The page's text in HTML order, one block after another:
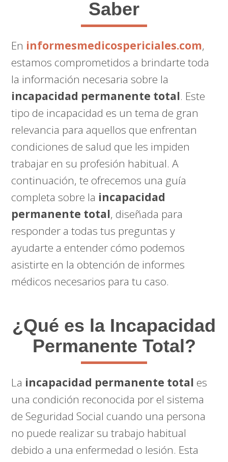
Saber
En informesmedicospericiales.com,
estamos comprometidos a brindarte toda
la información necesaria sobre la
incapacidad permanente total. Este
tipo de incapacidad es un tema de gran
relevancia para aquellos que enfrentan
condiciones de salud que les impiden
trabajar en su profesión habitual. A
continuación, te ofrecemos una guía
completa sobre la incapacidad
permanente total, diseñada para
responder a todas tus preguntas y
ayudarte a entender cómo podemos
asistirte en la obtención de informes
médicos necesarios para tu caso.
¿Qué es la Incapacidad
Permanente Total?
La incapacidad permanente total es
una condición reconocida por el sistema
de Seguridad Social cuando una persona
no puede realizar su trabajo habitual
debido a una enfermedad o lesión. Esta